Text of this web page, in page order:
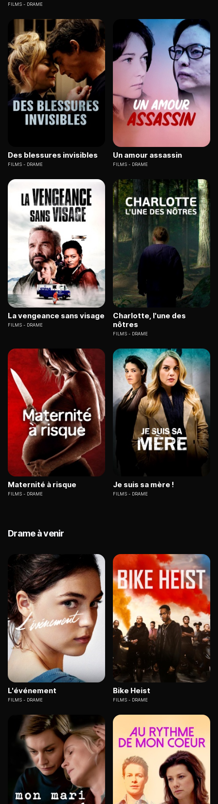
FILMS DRAME
Des blessures invisibles
FILMS DRAME
Un amour assassin
FILMS DRAME
La vengeance sans visage
FILMS DRAME
Charlotte, l'une des
nôtres
FILMS DRAME
Maternité à risque
FILMS DRAME
Je suis sa mère !
FILMS DRAME
Drame à venir
L'événement
FILMS DRAME
Bike Heist
FILMS DRAME